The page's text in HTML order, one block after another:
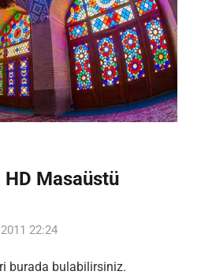
HD Masaüstü
22:24
burada bulabilirsiniz.